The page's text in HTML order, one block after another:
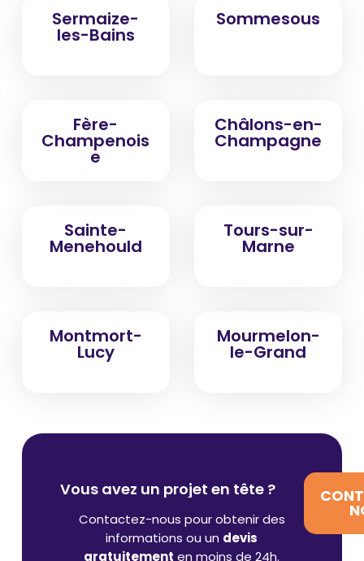
Sermaize-
les-Bains
Sommesous
Fère-
Champenois
e
Châlons-en-
Champagne
Sainte-
Menehould
Tours-sur-
Marne
Montmort-
Lucy
Mourmelon-
le-Grand
Vous avez un projet en tête ?
Contactez-nous pour obtenir des
informations ou un devis
gratuitement en moins de 24h.